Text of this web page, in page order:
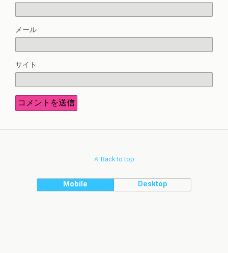
メール
サイト
Back to top
Mobile Desktop